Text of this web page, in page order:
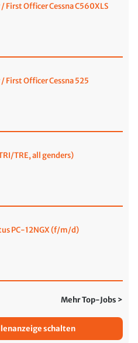
First Officer Cessna C560XLS
First Officer Cessna 525
TRE, all genders)
PC-12NGX (f/m/d)
Mehr Top-Jobs >
schalten